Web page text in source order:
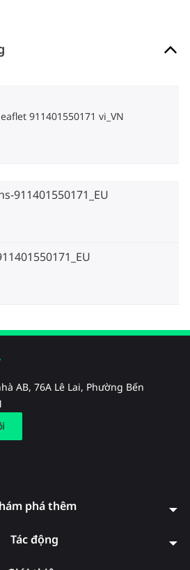
911401550171 vi_VN
911401550171_EU
AB, 76A Lê Lai, Phường Bến
phá thêm
Tác động